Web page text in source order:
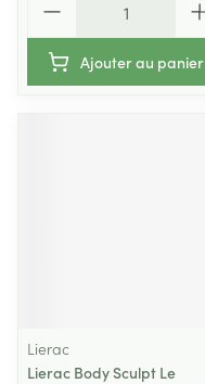
Ajouter au panier
Lierac
Lierac Body Sculpt Le